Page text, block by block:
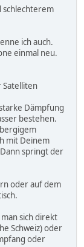
schlechterem
ich auch.
einmal neu.
Satelliten
Dämpfung
bestehen.
mit Deinem
springt der
oder auf dem
sich direkt
Schweiz) oder
oder